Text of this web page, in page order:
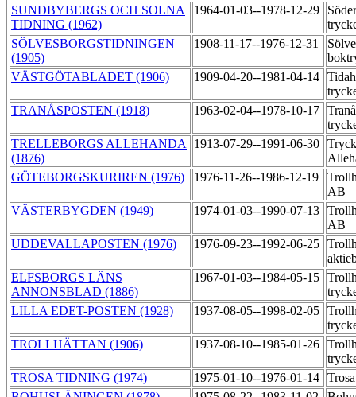
SUNDBYBERGS OCH SOLNA
TIDNING (1962)
1964-01-03--1978-12-29
SÖLVESBORGSTIDNINGEN
(1905)
1908-11-17--1976-12-31
VÄSTGÖTABLADET (1906)
1909-04-20--1981-04-14
TRANÅSPOSTEN (1918)
1963-02-04--1978-10-17
TRELLEBORGS ALLEHANDA
(1876)
1913-07-29--1991-06-30
GÖTEBORGSKURIREN (1976)
1976-11-26--1986-12-19
AB
VÄSTERBYGDEN (1949)
1974-01-03--1990-07-13
AB
UDDEVALLAPOSTEN (1976)
1976-09-23--1992-06-25
ELFSBORGS LÄNS
ANNONSBLAD (1886)
1967-01-03--1984-05-15
LILLA EDET-POSTEN (1928)
1937-08-05--1998-02-05
TROLLHÄTTAN (1906)
1937-08-10--1985-01-26
TROSA TIDNING (1974)
1975-01-10--1976-01-14